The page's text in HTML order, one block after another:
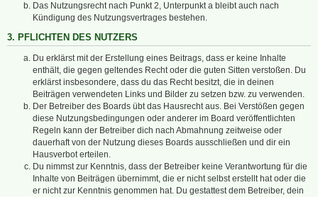
Das Nutzungsrecht nach Punkt 2, Unterpunkt a bleibt auch nach
Kündigung des Nutzungsvertrages bestehen.
3. PFLICHTEN DES NUTZERS
Du erklärst mit der Erstellung eines Beitrags, dass er keine Inhalte
enthält, die gegen geltendes Recht oder die guten Sitten verstoßen. Du
erklärst insbesondere, dass du das Recht besitzt, die in deinen
Beiträgen verwendeten Links und Bilder zu setzen bzw. zu verwenden.
Der Betreiber des Boards übt das Hausrecht aus. Bei Verstößen gegen
diese Nutzungsbedingungen oder anderer im Board veröffentlichten
Regeln kann der Betreiber dich nach Abmahnung zeitweise oder
dauerhaft von der Nutzung dieses Boards ausschließen und dir ein
Hausverbot erteilen.
Du nimmst zur Kenntnis, dass der Betreiber keine Verantwortung für die
Inhalte von Beiträgen übernimmt, die er nicht selbst erstellt hat oder die
er nicht zur Kenntnis genommen hat. Du gestattest dem Betreiber, dein